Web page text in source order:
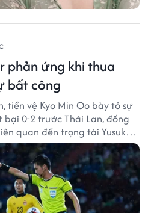
phản ứng khi thua
bất công
tiền vệ Kyo Min Oo bày tỏ sự
0-2 trước Thái Lan, đồng
quan đến trọng tài Yusuke